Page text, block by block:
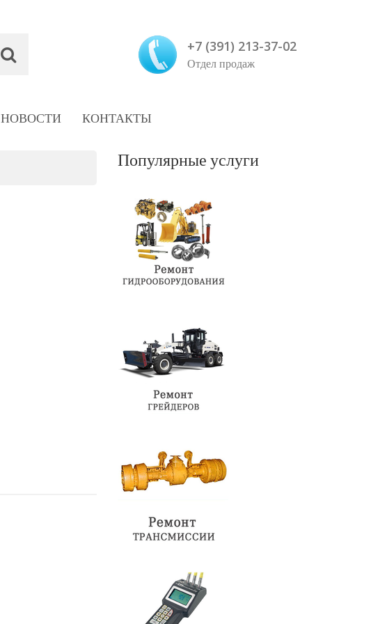
+7 (391) 213-37-02
Отдел продаж
НОВОСТИ КОНТАКТЫ
Популярные услуги